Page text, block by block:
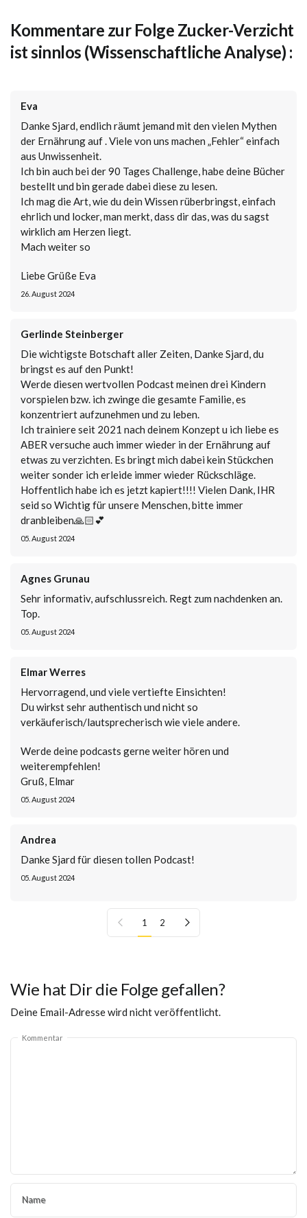
Kommentare zur Folge Zucker-Verzicht
ist sinnlos (Wissenschaftliche Analyse) :
Eva
Danke Sjard, endlich räumt jemand mit den vielen Mythen
der Ernährung auf . Viele von uns machen „Fehler“ einfach
aus Unwissenheit.
Ich bin auch bei der 90 Tages Challenge, habe deine Bücher
bestellt und bin gerade dabei diese zu lesen.
Ich mag die Art, wie du dein Wissen rüberbringst, einfach
ehrlich und locker, man merkt, dass dir das, was du sagst
wirklich am Herzen liegt.
Mach weiter so
Liebe Grüße Eva
26. August 2024
Gerlinde Steinberger
Die wichtigste Botschaft aller Zeiten, Danke Sjard, du
bringst es auf den Punkt!
Werde diesen wertvollen Podcast meinen drei Kindern
vorspielen bzw. ich zwinge die gesamte Familie, es
konzentriert aufzunehmen und zu leben.
Ich trainiere seit 2021 nach deinem Konzept u ich liebe es
ABER versuche auch immer wieder in der Ernährung auf
etwas zu verzichten. Es bringt mich dabei kein Stückchen
weiter sonder ich erleide immer wieder Rückschläge.
Hoffentlich habe ich es jetzt kapiert!!!! Vielen Dank, IHR
seid so Wichtig für unsere Menschen, bitte immer
dranbleiben🙏🏻💕
05. August 2024
Agnes Grunau
Sehr informativ, aufschlussreich. Regt zum nachdenken an.
Top.
05. August 2024
Elmar Werres
Hervorragend, und viele vertiefte Einsichten!
Du wirkst sehr authentisch und nicht so
verkäuferisch/lautsprecherisch wie viele andere.
Werde deine podcasts gerne weiter hören und
weiterempfehlen!
Gruß, Elmar
05. August 2024
Andrea
Danke Sjard für diesen tollen Podcast!
05. August 2024
Vorherige Seite1 2
Wie hat Dir die Folge gefallen?
Deine Email-Adresse wird nicht veröffentlicht.
Kommentar
Name